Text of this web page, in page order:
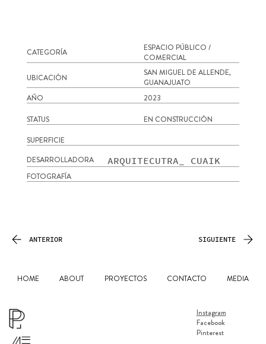
CATEGORÍA
ESPACIO PÚBLICO /
COMERCIAL
SIGUIENTE
ANTERIOR
UBICACIÓN
SAN MIGUEL DE ALLENDE,
GUANAJUATO
AÑO
2023
STATUS
EN CONSTRUCCIÓN
SUPERFICIE
DESARROLLADORA
ARQUITECUTRA_ CUAIK
FOTOGRAFÍA
HOME ABOUT PROYECTOS CONTACTO MEDIA
Instagram
Facebook
Pinterest